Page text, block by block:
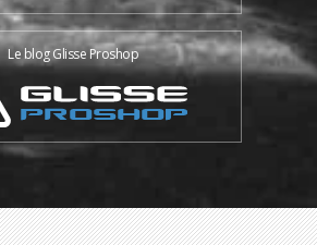
Le blog Glisse Proshop